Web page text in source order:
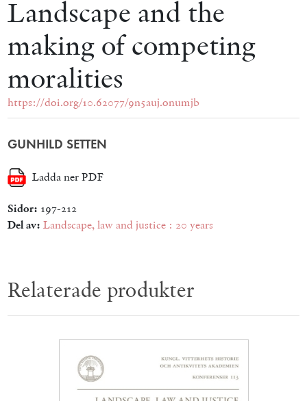
Landscape and the
making of competing
moralities
https://doi.org/10.62077/9n5auj.onumjb
GUNHILD SETTEN
Ladda ner PDF
Sidor: 197-212
Del av: Landscape, law and justice : 20 years
Relaterade produkter